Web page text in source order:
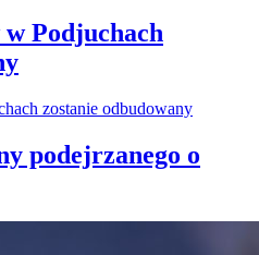
Podjuchach
podejrzanego o